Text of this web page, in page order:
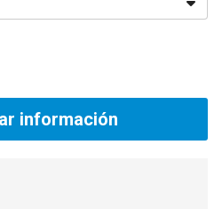
información